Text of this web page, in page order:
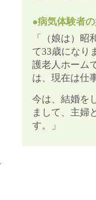
●病気体験者
「（娘は）
て33歳になり
護老人ホーム
は、現在は仕
今は、結婚を
まして、主婦
す。」